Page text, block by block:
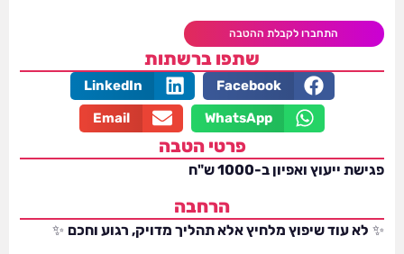
התחברו לקבלת ההטבה
שתפו ברשתות
Facebook
LinkedIn
WhatsApp
Email
פרטי הטבה
פגישת ייעוץ ואפיון ב-1000 ש"ח
הרחבה
✨ לא עוד שיפוץ מלחיץ אלא תהליך מדויק, רגוע וחכם ✨